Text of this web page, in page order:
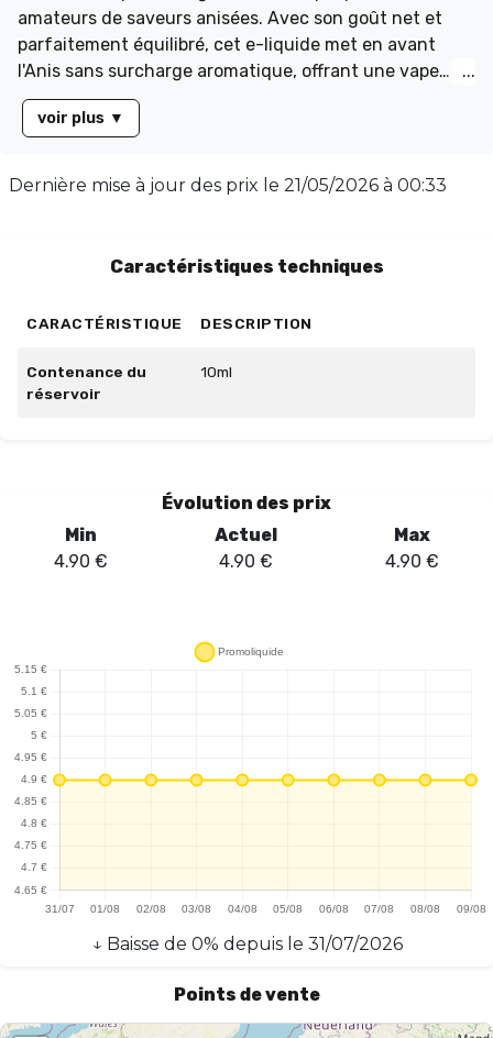
amateurs de saveurs anisées. Avec son goût net et
parfaitement équilibré, cet e-liquide met en avant
l'Anis sans surcharge aromatique, offrant une vape
agréable et accessible. Pratique et facile à transporter,
le flacon de 10ml est idéal pour une utilisation
expérimenté, l'Anis 10ml saura séduire vos papilles
incontournable !
voir plus ▼
Dernière mise à jour des prix le 21/05/2026 à 00:33
Caractéristiques techniques
CARACTÉRISTIQUE DESCRIPTION
Contenance du
réservoir
10ml
Évolution des prix
Min
4.90 €
Actuel
4.90 €
Max
4.90 €
↓ Baisse de 0% depuis le 31/07/2026
Points de vente